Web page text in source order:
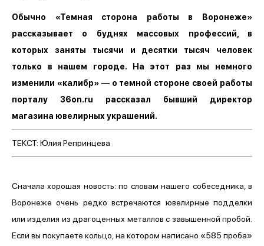
Обычно «Темная сторона работы в Воронеже»
рассказывает о буднях массовых профессий, в
которых заняты тысячи и десятки тысяч человек
только в нашем городе. На этот раз мы немного
изменили «калибр» — о темной стороне своей работы
порталу 36on.ru рассказал бывший директор
магазина ювелирных украшений.
ТЕКСТ: Юлия Репринцева
Сначала хорошая новость: по словам нашего собеседника, в
Воронеже очень редко встречаются ювелирные подделки
или изделия из драгоценных металлов с завышенной пробой.
Если вы покупаете кольцо, на котором написано «585 проба»